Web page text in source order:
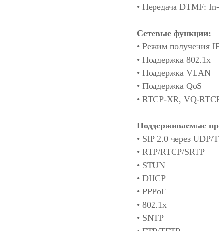
• Передача DTMF:
Сетевые функции:
• Режим получения
• Поддержка 802.1x
• Поддержка VLAN
• Поддержка QoS
• RTCP-XR, VQ-
Поддерживаемые
• SIP 2.0 через UDP/
• RTP/RTCP/SRTP
• STUN
• DHCP
• PPPoE
• 802.1x
• SNTP